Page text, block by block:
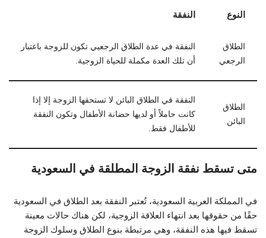
النوع النفقة
الطلاق
الرجعي
النفقة في عدة الطلاق الرجعيي تكون للزوجة باعتبار
أن تلك العدة مكملة للحياة الزوجية.
الطلاق
البائن
النفقة في الطلاق البائن لا تستحقها الزوجة إلا إذا
كانت حاملاً أو لديها حضانة الأطفال وتكون النفقة
للأطفال فقط.
متى تسقط نفقة الزوجة المطلقة في السعودية
في المملكة العربية السعودية، تُعتبر النفقة بعد الطلاق في السعودية
حقًا من حقوقها بعد انتهاء العلاقة الزوجية، لكن هناك حالات معينة
تسقط فيها هذه النفقة، وهي مرتبطة بنوع الطلاق وسلوك الزوجة